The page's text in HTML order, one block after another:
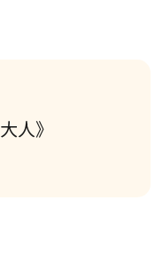
人》